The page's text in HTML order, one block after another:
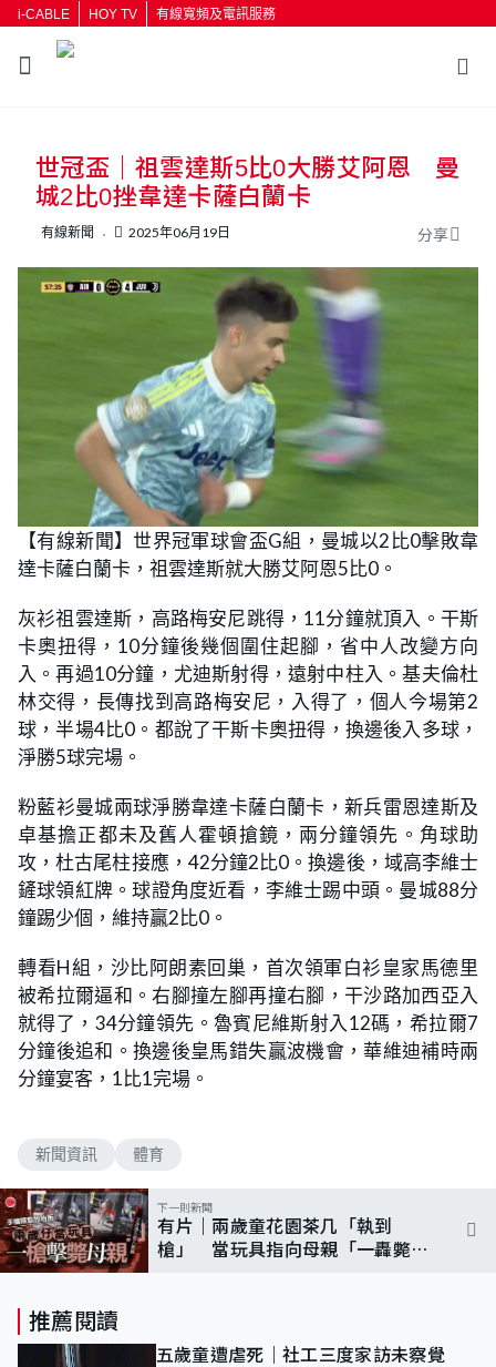
i-CABLE HOY TV 有線寬頻及電訊服務
按輸入鍵開始搜尋
世冠盃｜祖雲達斯5比0大勝艾阿恩 曼
城2比0挫韋達卡薩白蘭卡
有線新聞 2025年06月19日 分享
【有線新聞】世界冠軍球會盃G組，曼城以2比0擊敗韋
達卡薩白蘭卡，祖雲達斯就大勝艾阿恩5比0。
灰衫祖雲達斯，高路梅安尼跳得，11分鐘就頂入。干斯
卡奧扭得，10分鐘後幾個圍住起腳，省中人改變方向
入。再過10分鐘，尤迪斯射得，遠射中柱入。基夫倫杜
林交得，長傳找到高路梅安尼，入得了，個人今場第2
球，半場4比0。都說了干斯卡奧扭得，換邊後入多球，
淨勝5球完場。
粉藍衫曼城兩球淨勝韋達卡薩白蘭卡，新兵雷恩達斯及
卓基擔正都未及舊人霍頓搶鏡，兩分鐘領先。角球助
攻，杜古尾柱接應，42分鐘2比0。換邊後，域高李維士
鏟球領紅牌。球證角度近看，李維士踢中頭。曼城88分
鐘踢少個，維持贏2比0。
轉看H組，沙比阿朗素回巢，首次領軍白衫皇家馬德里
被希拉爾逼和。右腳撞左腳再撞右腳，干沙路加西亞入
就得了，34分鐘領先。魯賓尼維斯射入12碼，希拉爾7
分鐘後追和。換邊後皇馬錯失贏波機會，華維迪補時兩
分鐘宴客，1比1完場。
新聞資訊 體育
下一則新聞
有片｜兩歲童花園茶几「執到
槍」 當玩具指向母親「一轟斃
推薦閱讀
五歲童遭虐死｜社工三度家訪未察覺